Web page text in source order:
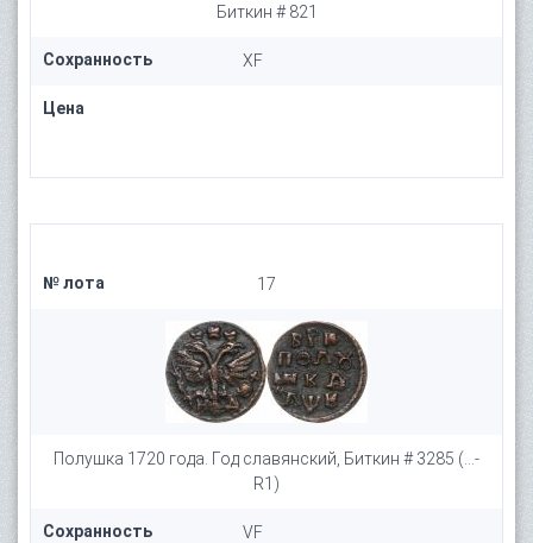
Биткин # 821
Сохранность XF
Цена
№ лота 17
Полушка 1720 года. Год славянский, Биткин # 3285 (...-
R1)
Сохранность VF